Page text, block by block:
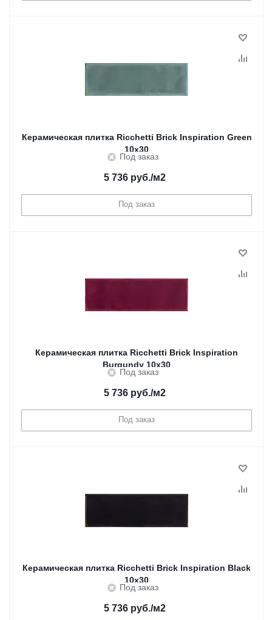
Керамическая плитка Ricchetti Brick Inspiration Green
10x30
Под заказ
5 736руб./м2
Под заказ
Керамическая плитка Ricchetti Brick Inspiration
Burgundy 10x30
Под заказ
5 736руб./м2
Под заказ
Керамическая плитка Ricchetti Brick Inspiration Black
10x30
Под заказ
5 736руб./м2